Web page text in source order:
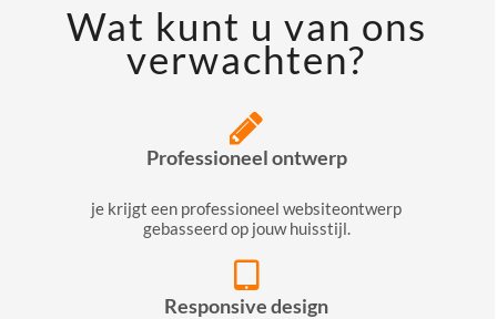
Wat kunt u van ons
verwachten?
Professioneel ontwerp
je krijgt een professioneel websiteontwerp
gebasseerd op jouw huisstijl.
Responsive design